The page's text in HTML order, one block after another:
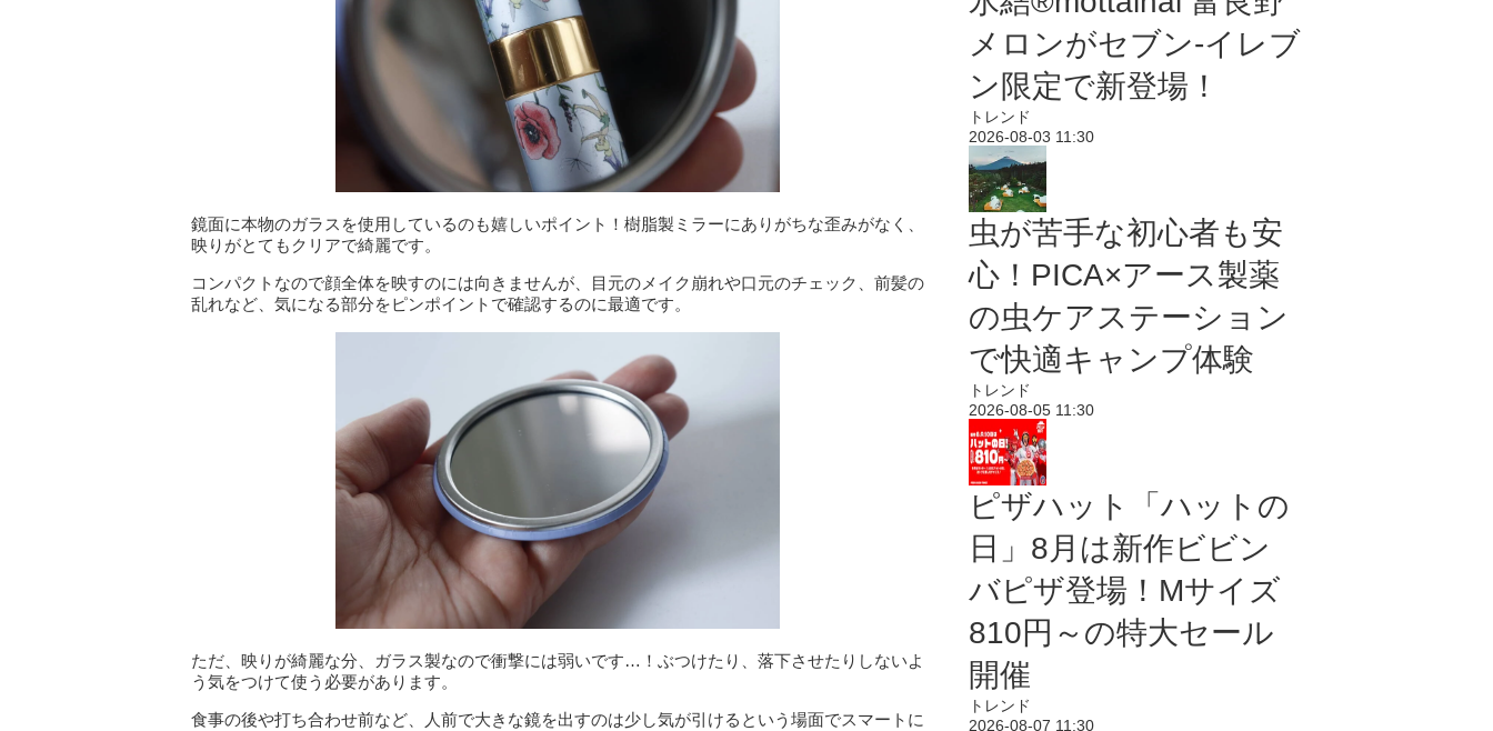
鏡面に本物のガラスを使用しているのも嬉しいポイント！樹脂製ミラーにありがちな歪みがなく、
映りがとてもクリアで綺麗です。
コンパクトなので顔全体を映すのには向きませんが、目元のメイク崩れや口元のチェック、前髪の
乱れなど、気になる部分をピンポイントで確認するのに最適です。
ただ、映りが綺麗な分、ガラス製なので衝撃には弱いです…！ぶつけたり、落下させたりしないよ
う気をつけて使う必要があります。
食事の後や打ち合わせ前など、人前で大きな鏡を出すのは少し気が引けるという場面でスマートに
メロンがセブン‐イレブ
ン限定で新登場！
トレンド
2026-08-03 11:30
虫が苦手な初心者も安
心！PICA×アース製薬
の虫ケアステーション
で快適キャンプ体験
トレンド
2026-08-05 11:30
ピザハット「ハットの
日」8月は新作ビビン
バピザ登場！Mサイズ
810円～の特大セール
開催
トレンド
2026-08-07 11:30